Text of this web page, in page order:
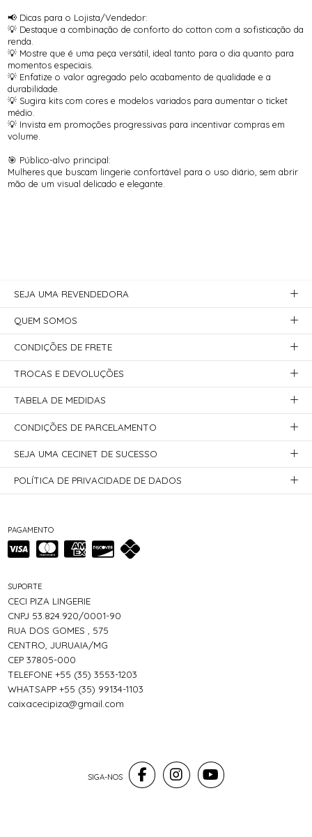
📢 Dicas para o Lojista/Vendedor:
💡 Destaque a combinação de conforto do cotton com a sofisticação da
renda.
💡 Mostre que é uma peça versátil, ideal tanto para o dia quanto para
momentos especiais.
💡 Enfatize o valor agregado pelo acabamento de qualidade e a
durabilidade.
💡 Sugira kits com cores e modelos variados para aumentar o ticket
médio.
💡 Invista em promoções progressivas para incentivar compras em
volume.
🎯 Público-alvo principal:
Mulheres que buscam lingerie confortável para o uso diário, sem abrir
mão de um visual delicado e elegante.
PAGAMENTO
SUPORTE
CECI PIZA LINGERIE
CNPJ 53.824.920/0001-90
RUA DOS GOMES , 575
CENTRO, JURUAIA/MG
CEP 37805-000
TELEFONE +55 (35) 3553-1203
WHATSAPP +55 (35) 99134-1103
caixacecipiza@gmail.com
SEJA UMA REVENDEDORA
QUEM SOMOS
CONDIÇÕES DE FRETE
TROCAS E DEVOLUÇÕES
TABELA DE MEDIDAS
CONDIÇÕES DE PARCELAMENTO
SEJA UMA CECINET DE SUCESSO
POLÍTICA DE PRIVACIDADE DE DADOS